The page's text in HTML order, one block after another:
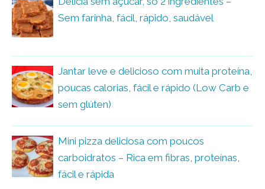
Sem farinha, fácil, rápido, saudável
Jantar leve e delicioso com muita proteína,
poucas calorias, fácil e rápido (Low Carb e
sem glúten)
Mini pizza deliciosa com poucos
carboidratos – Rica em fibras, proteínas,
fácil e rápida